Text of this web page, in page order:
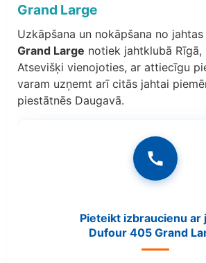
Grand Large
Uzkāpšana un nokāpšana no jahtas
Grand Large notiek jahtklubā Rīgā,
Atsevišķi vienojoties, ar attiecīgu
varam uzņemt arī citās jahtai
piestātnēs Daugavā.
Pieteikt izbraucienu ar
Dufour 405 Grand